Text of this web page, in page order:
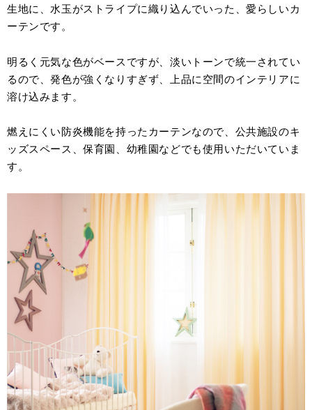
生地に、水玉がストライプに織り込んでいった、愛らしいカ
ーテンです。
明るく元気な色がベースですが、淡いトーンで統一されてい
るので、発色が強くなりすぎず、上品に空間のインテリアに
溶け込みます。
燃えにくい防炎機能を持ったカーテンなので、公共施設のキ
ッズスペース、保育園、幼稚園などでも使用いただいていま
す。